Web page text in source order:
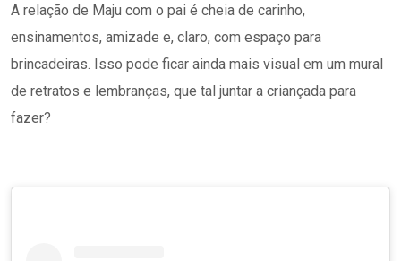
A relação de Maju com o pai é cheia de carinho,
ensinamentos, amizade e, claro, com espaço para
brincadeiras. Isso pode ficar ainda mais visual em um mural
de retratos e lembranças, que tal juntar a criançada para
fazer?